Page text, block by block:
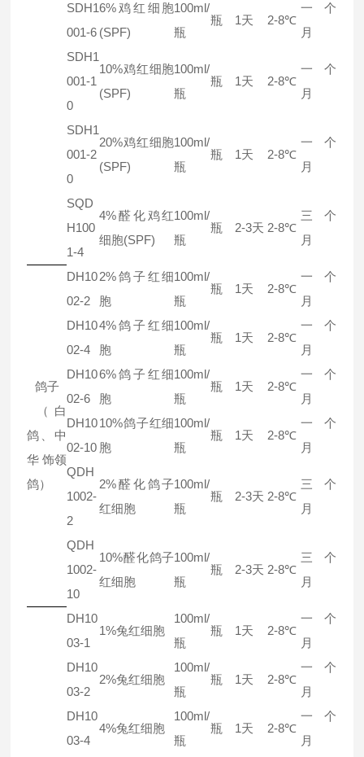
SDH1
001-6
6%鸡红细胞
(SPF)
100ml/
瓶
瓶 1天 2-8℃
一个
月
SDH1
001-1
0
10%鸡红细胞
(SPF)
100ml/
瓶
瓶 1天 2-8℃
一个
月
SDH1
001-2
0
20%鸡红细胞
(SPF)
100ml/
瓶
瓶 1天 2-8℃
一个
月
SQD
H100
1-4
4%醛化鸡红
细胞(SPF)
100ml/
瓶
瓶 2-3天 2-8℃
三个
月
鸽子
（白
鸽、中
华 饰领
鸽）
DH10
02-2
2%鸽子红细
胞
100ml/
瓶
瓶 1天 2-8℃
一个
月
DH10
02-4
4%鸽子红细
胞
100ml/
瓶
瓶 1天 2-8℃
一个
月
DH10
02-6
6%鸽子红细
胞
100ml/
瓶
瓶 1天 2-8℃
一个
月
DH10
02-10
10%鸽子红细
胞
100ml/
瓶
瓶 1天 2-8℃
一个
月
QDH
1002-
2
2%醛化鸽子
红细胞
100ml/
瓶
瓶 2-3天 2-8℃
三个
月
QDH
1002-
10
10%醛化鸽子
红细胞
100ml/
瓶
瓶 2-3天 2-8℃
三个
月
DH10
03-1
1%兔红细胞
100ml/
瓶
瓶 1天 2-8℃
一个
月
DH10
03-2
2%兔红细胞
100ml/
瓶
瓶 1天 2-8℃
一个
月
DH10
03-4
4%兔红细胞
100ml/
瓶
瓶 1天 2-8℃
一个
月